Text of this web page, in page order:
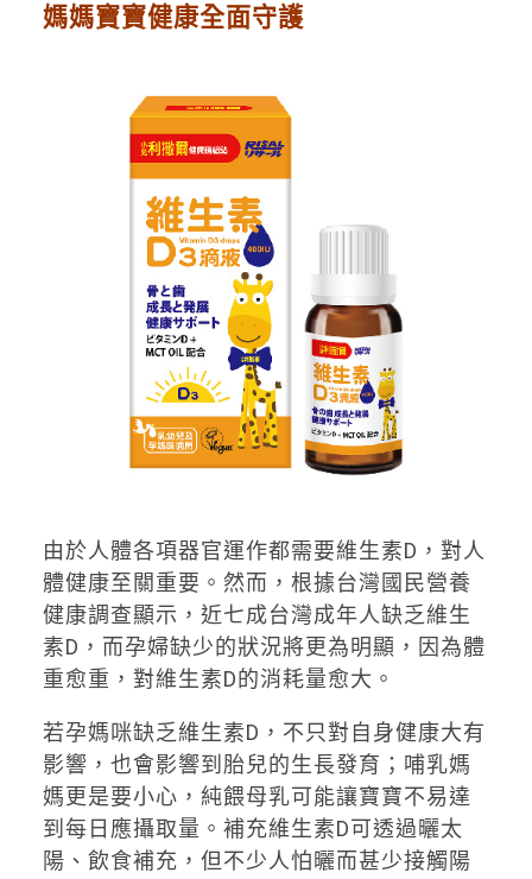
媽媽寶寶健康全面守護
由於人體各項器官運作都需要維生素D，對人
體健康至關重要。然而，根據台灣國民營養
健康調查顯示，近七成台灣成年人缺乏維生
素D，而孕婦缺少的狀況將更為明顯，因為體
重愈重，對維生素D的消耗量愈大。
若孕媽咪缺乏維生素D，不只對自身健康大有
影響，也會影響到胎兒的生長發育；哺乳媽
媽更是要小心，純餵母乳可能讓寶寶不易達
到每日應攝取量。補充維生素D可透過曬太
陽、飲食補充，但不少人怕曬而甚少接觸陽